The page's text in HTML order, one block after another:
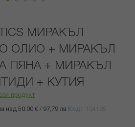
МИРАКЪЛ
ОЛИО + МИРАКЪЛ
ПЯНА + МИРАКЪЛ
+ КУТИЯ
продукт
над 50.00 € / 97,79 лв.